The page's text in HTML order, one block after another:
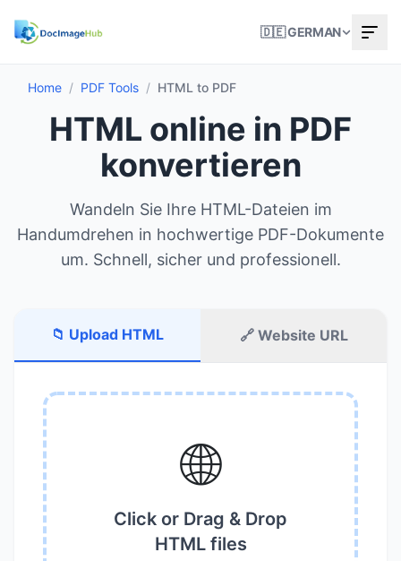
🇩🇪 GERMAN
Home / PDF Tools / HTML to PDF
HTML online in PDF
konvertieren
Wandeln Sie Ihre HTML-Dateien im
Handumdrehen in hochwertige PDF-Dokumente
um. Schnell, sicher und professionell.
📁 Upload HTML 🔗 Website URL
🌐
Click or Drag & Drop
HTML files